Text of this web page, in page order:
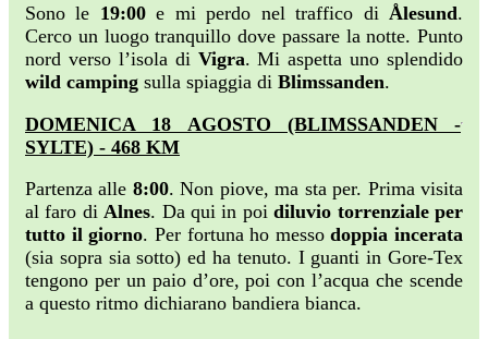
Sono le 19:00e mi perdo nel traffico di Ålesund.
Cerco un luogo tranquillo dove passare la notte. Punto
nord verso l’isola di Vigra. Mi aspetta uno splendido
wild camping sulla spiaggia di Blimssanden.
DOMENICA 18 AGOSTO (BLIMSSANDEN -
SYLTE) - 468 KM
Partenza alle 8:00. Non piove, ma sta per. Prima visita
al faro diAlnes. Da qui in poidiluvio torrenziale per
tutto il giorno. Per fortuna ho messodoppia incerata
(sia sopra sia sotto) ed ha tenuto. I guanti in Gore-Tex
tengono per un paio d’ore, poi con l’acqua che scende
a questo ritmo dichiarano bandiera bianca.